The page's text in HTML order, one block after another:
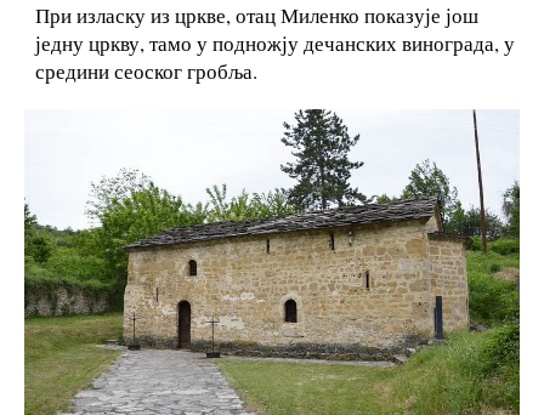
При изласку из цркве, отац Миленко показује још
једну цркву, тамо у подножју дечанских винограда, у
средини сеоског гробља.